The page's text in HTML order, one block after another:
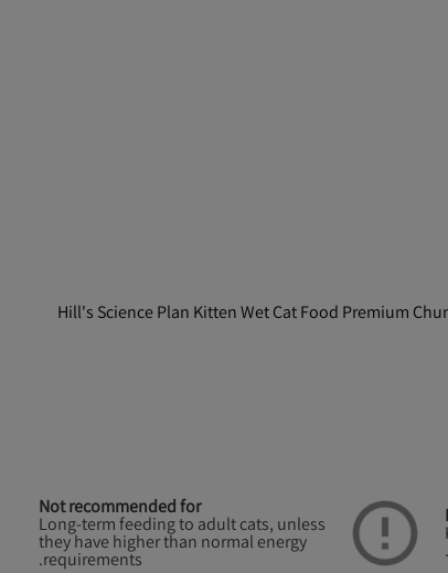
Hill's Science Plan Kitten Wet Cat Food Premium
Not recommended for
Long-term feeding to adult cats, unless
they have higher than normal energy
requirements.